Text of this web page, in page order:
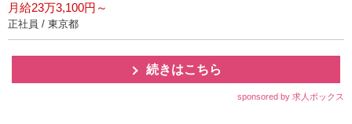
月給23万3,100円～
正社員 / 東京都
続きはこちら
sponsored by 求人ボックス